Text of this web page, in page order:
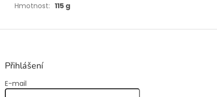
Hmotnost: 115 g
Z
Přihlášení
E-mail